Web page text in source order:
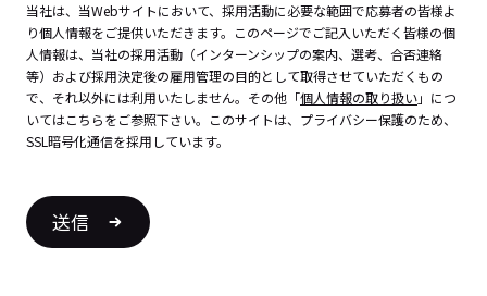
当社は、当Webサイトにおいて、採用活動に必要な範囲で応募者の皆様よ
り個人情報をご提供いただきます。このページでご記入いただく皆様の個
人情報は、当社の採用活動（インターンシップの案内、選考、合否連絡
等）および採用決定後の雇用管理の目的として取得させていただくもの
で、それ以外には利用いたしません。その他「個人情報の取り扱い」につ
いてはこちらをご参照下さい。このサイトは、プライバシー保護のため、
SSL暗号化通信を採用しています。
送信